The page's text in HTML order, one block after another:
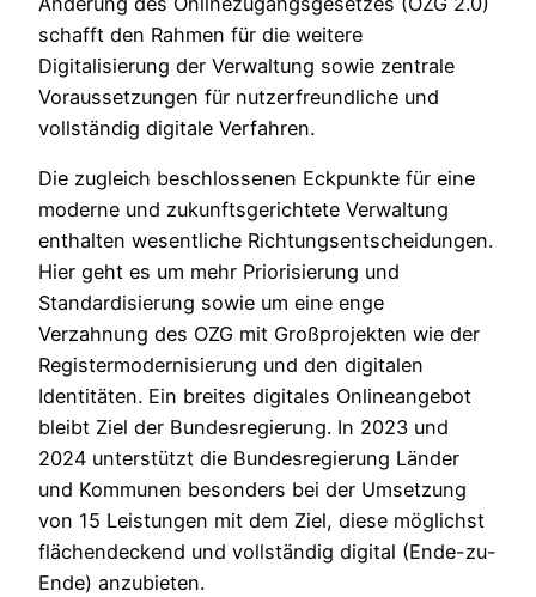
schafft den Rahmen für die weitere
Digitalisierung der Verwaltung sowie zentrale
Voraussetzungen für nutzerfreundliche und
vollständig digitale Verfahren.
Die zugleich beschlossenen Eckpunkte für eine
moderne und zukunftsgerichtete Verwaltung
enthalten wesentliche Richtungsentscheidungen.
Hier geht es um mehr Priorisierung und
Standardisierung sowie um eine enge
Verzahnung des OZG mit Großprojekten wie der
Registermodernisierung und den digitalen
Identitäten. Ein breites digitales Onlineangebot
bleibt Ziel der Bundesregierung. In 2023 und
2024 unterstützt die Bundesregierung Länder
und Kommunen besonders bei der Umsetzung
von 15 Leistungen mit dem Ziel, diese möglichst
flächendeckend und vollständig digital (Ende-zu-
Ende) anzubieten.